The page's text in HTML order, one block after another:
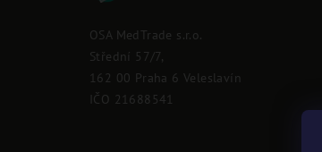
OSA MedTrade s.r.o.
Střední 57/7,
162 00 Praha 6 Veleslavín
IČO 21688541